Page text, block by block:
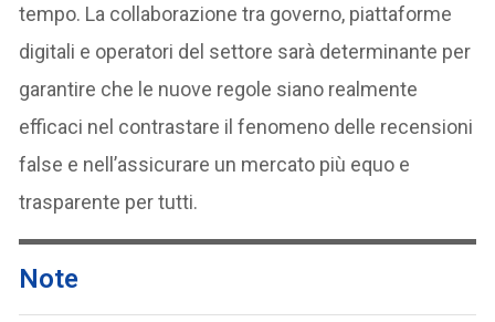
tempo. La collaborazione tra governo, piattaforme
digitali e operatori del settore sarà determinante per
garantire che le nuove regole siano realmente
efficaci nel contrastare il fenomeno delle recensioni
false e nell’assicurare un mercato più equo e
trasparente per tutti.
Note